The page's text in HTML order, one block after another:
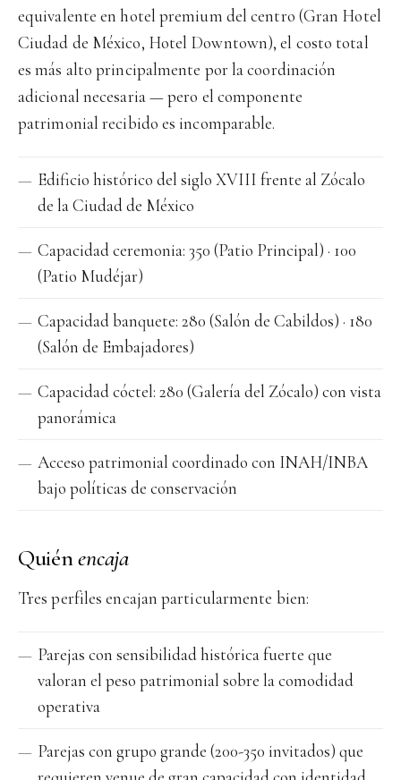
equivalente en hotel premium del centro (Gran Hotel
Ciudad de México, Hotel Downtown), el costo total
es más alto principalmente por la coordinación
adicional necesaria — pero el componente
patrimonial recibido es incomparable.
Edificio histórico del siglo XVIII frente al Zócalo
de la Ciudad de México
Capacidad ceremonia: 350 (Patio Principal) · 100
(Patio Mudéjar)
Capacidad banquete: 280 (Salón de Cabildos) · 180
(Salón de Embajadores)
Capacidad cóctel: 280 (Galería del Zócalo) con vista
panorámica
Acceso patrimonial coordinado con INAH/INBA
bajo políticas de conservación
Quiénencaja
Tres perfiles encajan particularmente bien:
Parejas con sensibilidad histórica fuerte que
valoran el peso patrimonial sobre la comodidad
operativa
Parejas con grupo grande (200-350 invitados) que